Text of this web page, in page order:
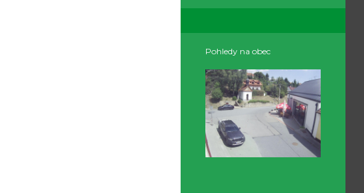
Pohledy na obec